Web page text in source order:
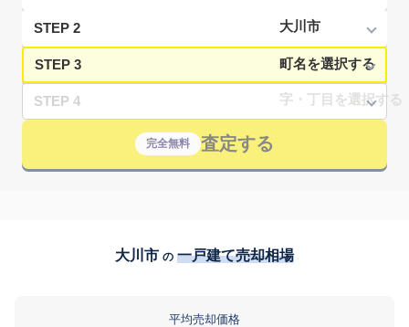
STEP 2
STEP 3
STEP 4
完全無料 査定する
大川市 の 一戸建て売却相場
平均売却価格